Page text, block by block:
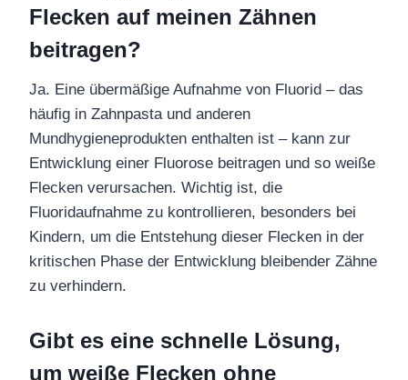
Flecken auf meinen Zähnen
beitragen?
Ja. Eine übermäßige Aufnahme von Fluorid – das
häufig in Zahnpasta und anderen
Mundhygieneprodukten enthalten ist – kann zur
Entwicklung einer Fluorose beitragen und so weiße
Flecken verursachen. Wichtig ist, die
Fluoridaufnahme zu kontrollieren, besonders bei
Kindern, um die Entstehung dieser Flecken in der
kritischen Phase der Entwicklung bleibender Zähne
zu verhindern.
Gibt es eine schnelle Lösung,
um weiße Flecken ohne